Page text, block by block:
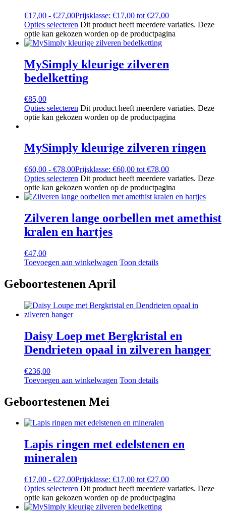
€17,00 - €27,00Prijsklasse: €17,00 tot €27,00
Opties selecteren Dit product heeft meerdere variaties. Deze
optie kan gekozen worden op de productpagina
MySimply kleurige zilveren
bedelketting
€85,00
Opties selecteren Dit product heeft meerdere variaties. Deze
optie kan gekozen worden op de productpagina
MySimply kleurige zilveren ringen
€60,00 - €78,00Prijsklasse: €60,00 tot €78,00
Opties selecteren Dit product heeft meerdere variaties. Deze
optie kan gekozen worden op de productpagina
Zilveren lange oorbellen met amethist
kralen en hartjes
€47,00
Toevoegen aan winkelwagen Toon details
Geboortestenen April
Daisy Loep met Bergkristal en
Dendrieten opaal in zilveren hanger
€236,00
Toevoegen aan winkelwagen Toon details
Geboortestenen Mei
Lapis ringen met edelstenen en
mineralen
€17,00 - €27,00Prijsklasse: €17,00 tot €27,00
Opties selecteren Dit product heeft meerdere variaties. Deze
optie kan gekozen worden op de productpagina